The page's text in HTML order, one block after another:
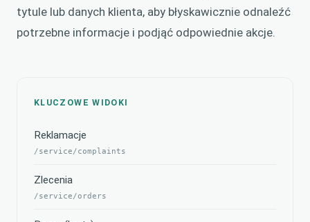
tytule lub danych klienta, aby błyskawicznie odnaleźć
potrzebne informacje i podjąć odpowiednie akcje.
KLUCZOWE WIDOKI
Reklamacje
/service/complaints
Zlecenia
/service/orders